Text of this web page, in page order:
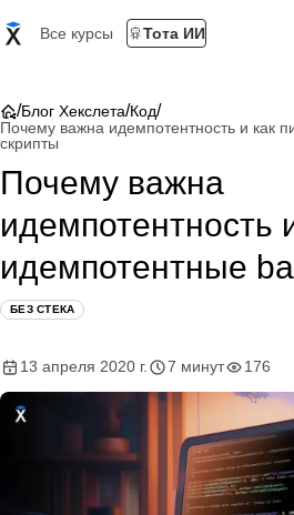
Все курсы Тота ИИ
/Блог Хекслета/Код/
Почему важна идемпотентность и как
скрипты
Почему важна
идемпотентность
идемпотентные
БЕЗ СТЕКА
13 апреля 2020 г. 7 минут 176